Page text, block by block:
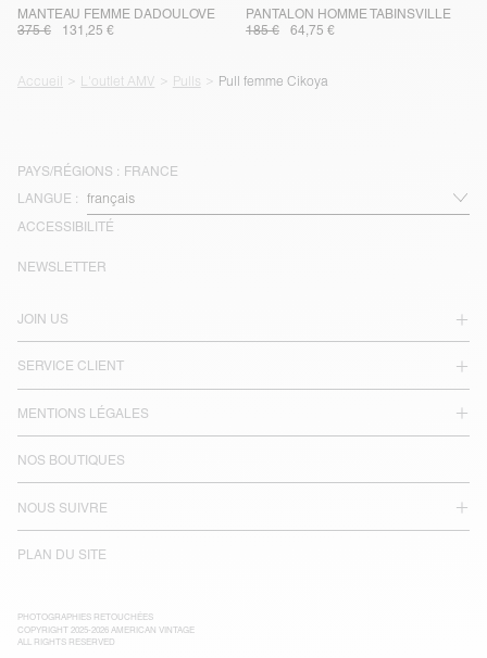
MANTEAU FEMME DADOULOVE
375 €
131,25 €
PANTALON HOMME TABINSVILLE
185 €
64,75 €
Accueil L'outlet AMV Pulls Pull femme Cikoya
PAYS/RÉGIONS : FRANCE
LANGUE :
ACCESSIBILITÉ
JOIN US
SERVICE CLIENT
MENTIONS LÉGALES
NOS BOUTIQUES
NOUS SUIVRE
PLAN DU SITE
NEWSLETTER
PHOTOGRAPHIES RETOUCHÉES
COPYRIGHT 2025-2026 AMERICAN VINTAGE
ALL RIGHTS RESERVED